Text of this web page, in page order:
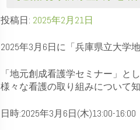
投稿日: 2025年2月21日
2025年3月6日に「兵庫県立大学
「地元創成看護学セミナー」とし
様々な看護の取り組みについて
日時:2025年3月6日(木)13:00-16:00